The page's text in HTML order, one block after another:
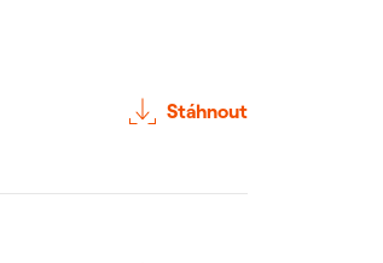
Stáhnout